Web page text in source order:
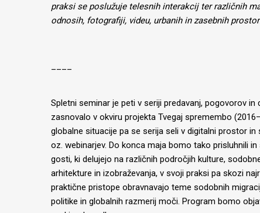
praksi se poslužuje telesnih interakcij ter različnih
odnosih, fotografiji, videu, urbanih in zasebnih
Spletni seminar je peti v seriji predavanj, pogovorov in
zasnovalo v okviru projekta Tvegaj spremembo
globalne situacije pa se serija seli v digitalni prostor
oz. webinarjev. Do konca maja bomo tako prisluhnili
gosti, ki delujejo na različnih področjih kulture,
arhitekture in izobraževanja, v svoji praksi pa skozi
praktične pristope obravnavajo teme sodobnih
politike in globalnih razmerij moči. Program bomo